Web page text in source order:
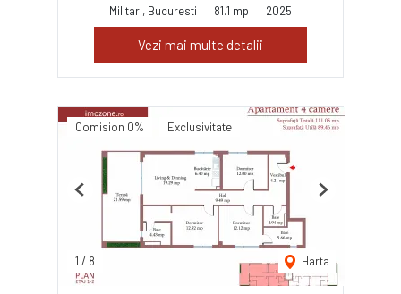
Militari, Bucuresti
81.1 mp 2025
Vezi mai multe detalii
Comision 0% Exclusivitate
1 / 8 Harta
Previous Next